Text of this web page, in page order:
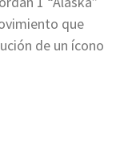
que
de un ícono